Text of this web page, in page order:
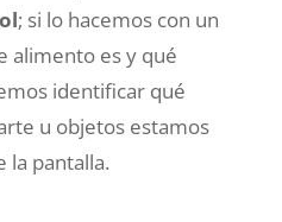
; si lo hacemos con un
alimento es y qué
identificar qué
u objetos estamos
la pantalla.